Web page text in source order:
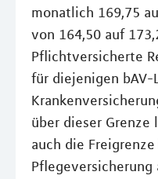
monatlich 169,75
von 164,50 auf
Pflichtversicherte
für diejenigen bAV-
über dieser
auch die